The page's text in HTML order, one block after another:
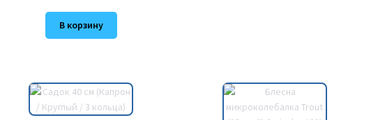
В корзину